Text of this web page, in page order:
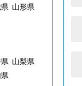
山形県
山梨県